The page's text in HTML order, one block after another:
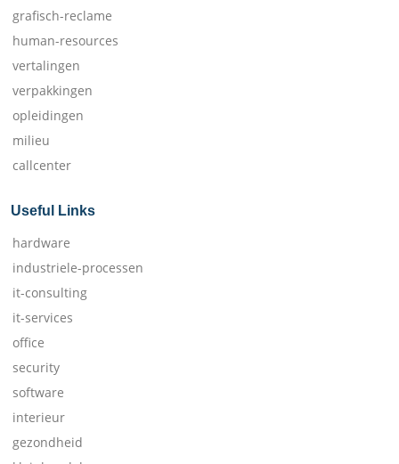
grafisch-reclame
human-resources
vertalingen
verpakkingen
opleidingen
milieu
callcenter
Useful Links
hardware
industriele-processen
it-consulting
it-services
office
security
software
interieur
gezondheid